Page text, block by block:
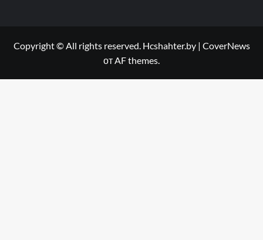
Copyright © All rights reserved. Hcshahter.by | CoverNews
от AF themes.